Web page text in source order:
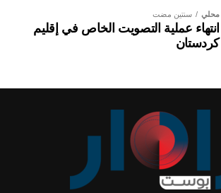
محلي سنتين مضت
انتهاء عملية التصويت الخاص في إقليم
كردستان